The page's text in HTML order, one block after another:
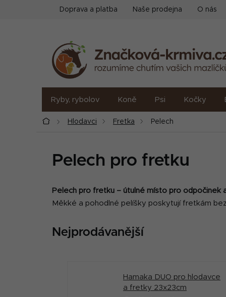
Doprava a platba Naše prodejna O nás
Ryby, rybolov Koně Psi Kočky
DomůHlodavci Fretka Pelech
Pelech pro fretku
Pelech pro fretku – útulné místo pro odpočinek
Měkké a pohodlné pelíšky poskytují fretkám
Nejprodávanější
Hamaka DUO pro hlodavce
a fretky 23x23cm